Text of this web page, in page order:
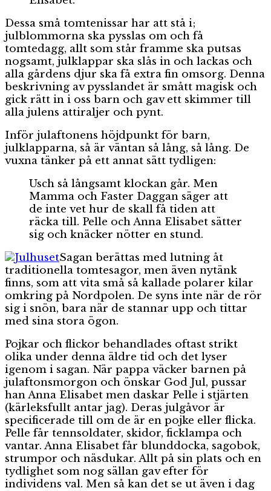
Dessa små tomtenissar har att stå i;
julblommorna ska pysslas om och få
tomtedagg, allt som står framme ska putsas
nogsamt, julklappar ska slås in och lackas och
alla gårdens djur ska få extra fin omsorg. Denna
beskrivning av pysslandet är smått magisk och
gick rätt in i oss barn och gav ett skimmer till
alla julens attiraljer och pynt.
Inför julaftonens höjdpunkt för barn,
julklapparna, så är väntan så lång, så lång. De
vuxna tänker på ett annat sätt tydligen:
Usch så långsamt klockan går. Men
Mamma och Faster Daggan säger att
de inte vet hur de skall få tiden att
räcka till. Pelle och Anna Elisabet sätter
sig och knäcker nötter en stund.
Sagan berättas med lutning åt
traditionella tomtesagor, men även nytänk
finns, som att vita små så kallade polarer kilar
omkring på Nordpolen. De syns inte när de rör
sig i snön, bara när de stannar upp och tittar
med sina stora ögon.
Pojkar och flickor behandlades oftast strikt
olika under denna äldre tid och det lyser
igenom i sagan. När pappa väcker barnen på
julaftonsmorgon och önskar God Jul, pussar
han Anna Elisabet men daskar Pelle i stjärten
(kärleksfullt antar jag). Deras julgåvor är
specificerade till om de är en pojke eller flicka.
Pelle får tennsoldater, skidor, ficklampa och
vantar. Anna Elisabet får blunddocka, sagobok,
strumpor och näsdukar. Allt på sin plats och en
tydlighet som nog sällan gav efter för
individens val. Men så kan det se ut även i dag